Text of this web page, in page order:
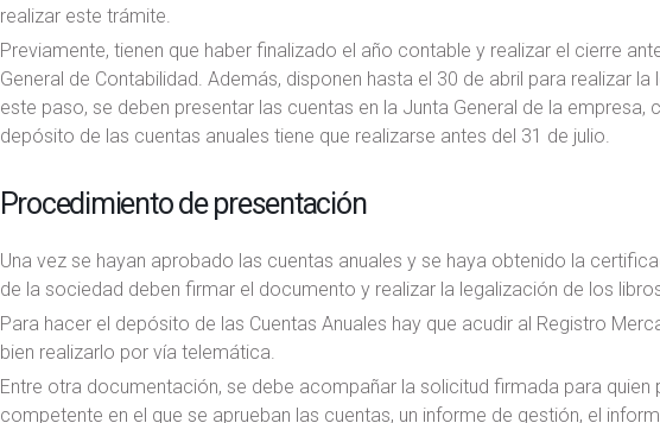
realizar este trámite.
Previamente, tienen que haber finalizado el año contable y realizar el cierre
General de Contabilidad. Además, disponen hasta el 30 de abril para realizar
este paso, se deben presentar las cuentas en la Junta General de la empresa,
depósito de las cuentas anuales tiene que realizarse antes del 31 de julio.
Procedimiento de presentación
Una vez se hayan aprobado las cuentas anuales y se haya obtenido la
de la sociedad deben firmar el documento y realizar la legalización de los
Para hacer el depósito de las Cuentas Anuales hay que acudir al Registro
bien realizarlo por vía telemática.
Entre otra documentación, se debe acompañar la solicitud firmada para
competente en el que se aprueban las cuentas, un informe de gestión, el